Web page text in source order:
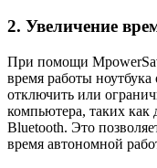
2. Увеличение
При помощи
время работы
отключить или
компьютера, таких
Bluetooth. Это
время автономной